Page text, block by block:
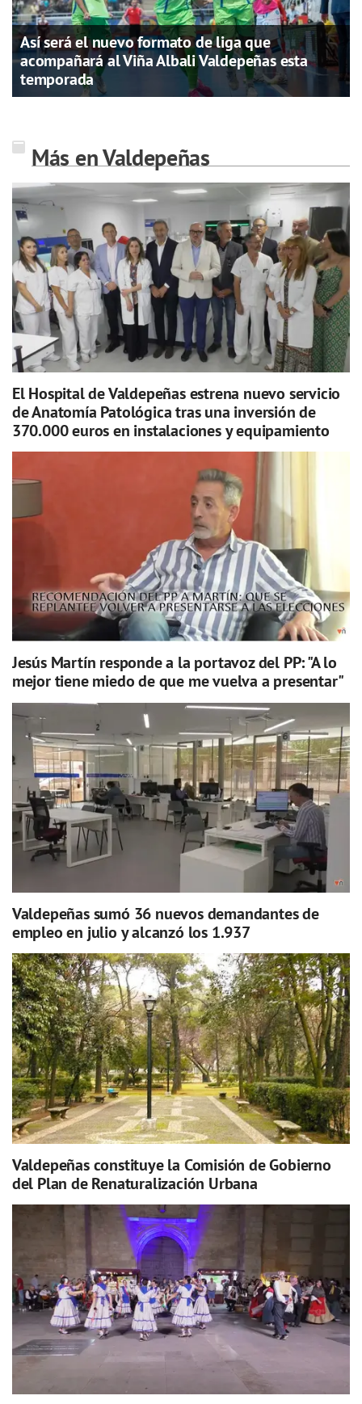
Así será el nuevo formato de liga que
acompañará al Viña Albali Valdepeñas esta
temporada
Más en Valdepeñas
El Hospital de Valdepeñas estrena nuevo servicio
de Anatomía Patológica tras una inversión de
370.000 euros en instalaciones y equipamiento
Jesús Martín responde a la portavoz del PP: "A lo
mejor tiene miedo de que me vuelva a presentar"
Valdepeñas sumó 36 nuevos demandantes de
empleo en julio y alcanzó los 1.937
Valdepeñas constituye la Comisión de Gobierno
del Plan de Renaturalización Urbana